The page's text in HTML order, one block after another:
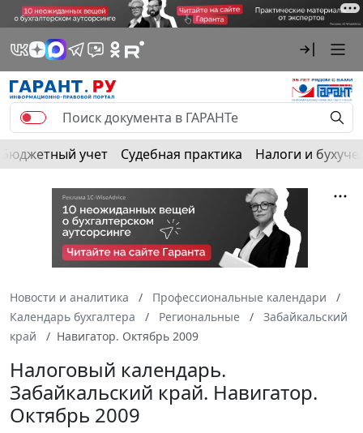
Бюджетный учет Судебная практика Налоги и
Новости и аналитика
Профессиональные календари
Календарь бухгалтера
Региональные
Забайкальский
край
Навигатор. Октябрь 2009
Налоговый календарь.
Забайкальский край. Навигатор.
Октябрь 2009